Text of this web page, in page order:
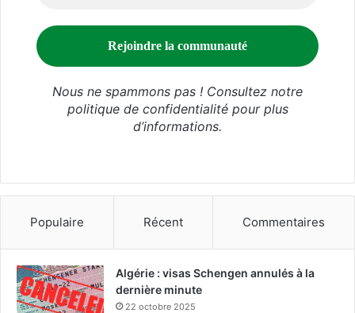
Nous ne spammons pas ! Consultez notre
politique de confidentialitépour plus
d’informations.
Populaire Récent Commentaires
Algérie : visas Schengen annulés à la
dernière minute
22 octobre 2025